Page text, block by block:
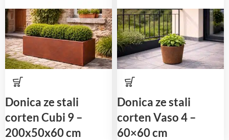
Donica ze stali
corten Cubi 9 –
200x50x60 cm
Donica ze stali
corten Vaso 4 –
60×60 cm